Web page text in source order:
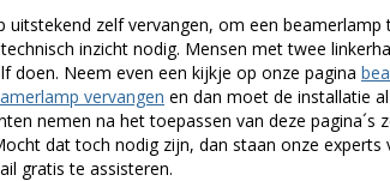
uitstekend zelf vervangen, om een beamerlamp
inzicht nodig. Mensen met twee
doen. Neem even een kijkje op onze pagina
vervangen en dan moet de installatie
nemen na het toepassen van deze pagina´s
dat toch nodig zijn, dan staan onze experts
gratis te assisteren.